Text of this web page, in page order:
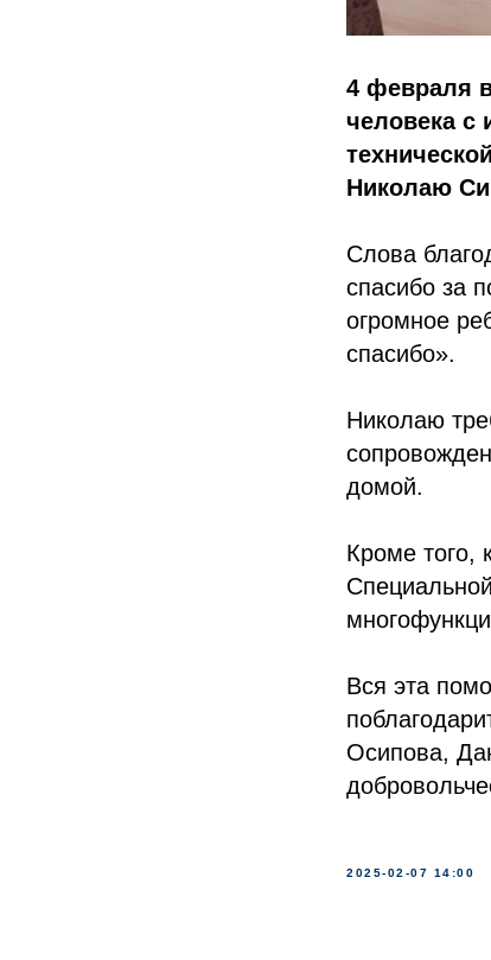
4 февраля
человека с
Николаю
Слова
спасибо за
огромное
спасибо».
Николаю
домой.
Кроме того,
Вся эта
Осипова,
2025-02-07 14:00